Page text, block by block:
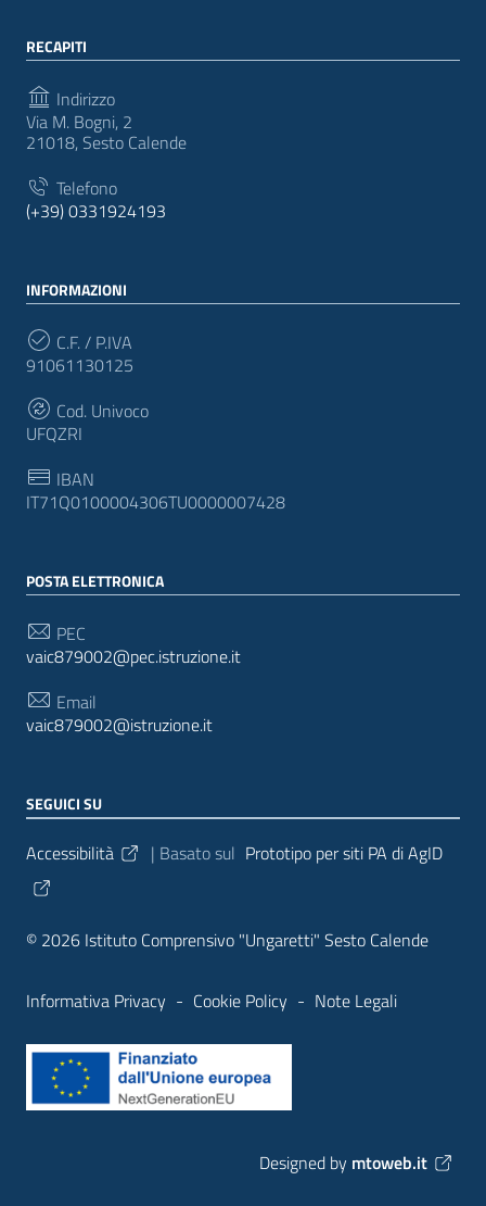
RECAPITI
Indirizzo
Via M. Bogni, 2
21018, Sesto Calende
Telefono
(+39) 0331924193
INFORMAZIONI
C.F. / P.IVA
91061130125
Cod. Univoco
UFQZRI
IBAN
IT71Q0100004306TU0000007428
POSTA ELETTRONICA
PEC
vaic879002@pec.istruzione.it
Email
vaic879002@istruzione.it
SEGUICI SU
Sezione Link Utili
Accessibilità | Basato sul Prototipo per siti PA di AgID
© 2026 Istituto Comprensivo "Ungaretti" Sesto Calende
Informativa Privacy - Cookie Policy - Note Legali
Designed by mtoweb.it